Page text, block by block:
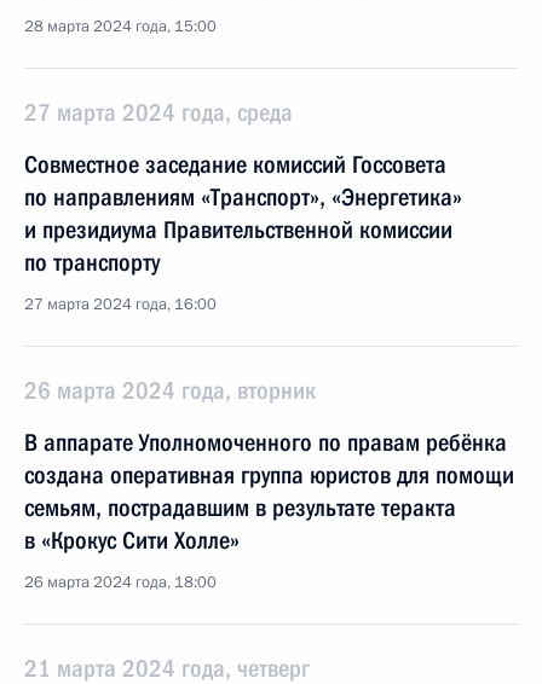
28 марта 2024 года, 15:00
27 марта 2024 года, среда
Совместное заседание комиссий Госсовета
по направлениям «Транспорт», «Энергетика»
и президиума Правительственной комиссии
по транспорту
27 марта 2024 года, 16:00
26 марта 2024 года, вторник
В аппарате Уполномоченного по правам ребёнка
создана оперативная группа юристов для помощи
семьям, пострадавшим в результате теракта
в «Крокус Сити Холле»
26 марта 2024 года, 18:00
21 марта 2024 года, четверг